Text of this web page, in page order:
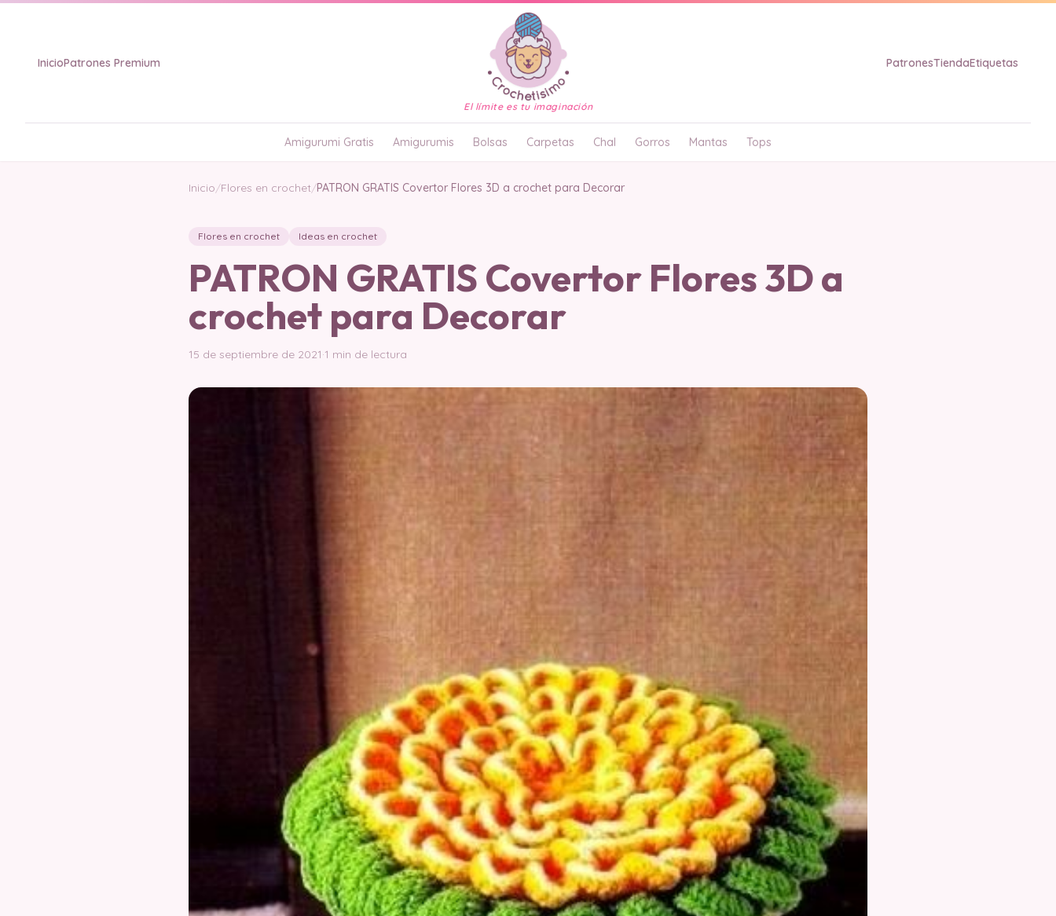
InicioPatrones Premium
El límite es tu imaginación
PatronesTiendaEtiquetas
Amigurumi Gratis Amigurumis Bolsas Carpetas Chal Gorros Mantas Tops
Inicio/Flores en crochet/PATRON GRATIS Covertor Flores 3D a crochet para Decorar
Flores en crochet Ideas en crochet
PATRON GRATIS Covertor Flores 3D a
crochet para Decorar
15 de septiembre de 2021·1 min de lectura